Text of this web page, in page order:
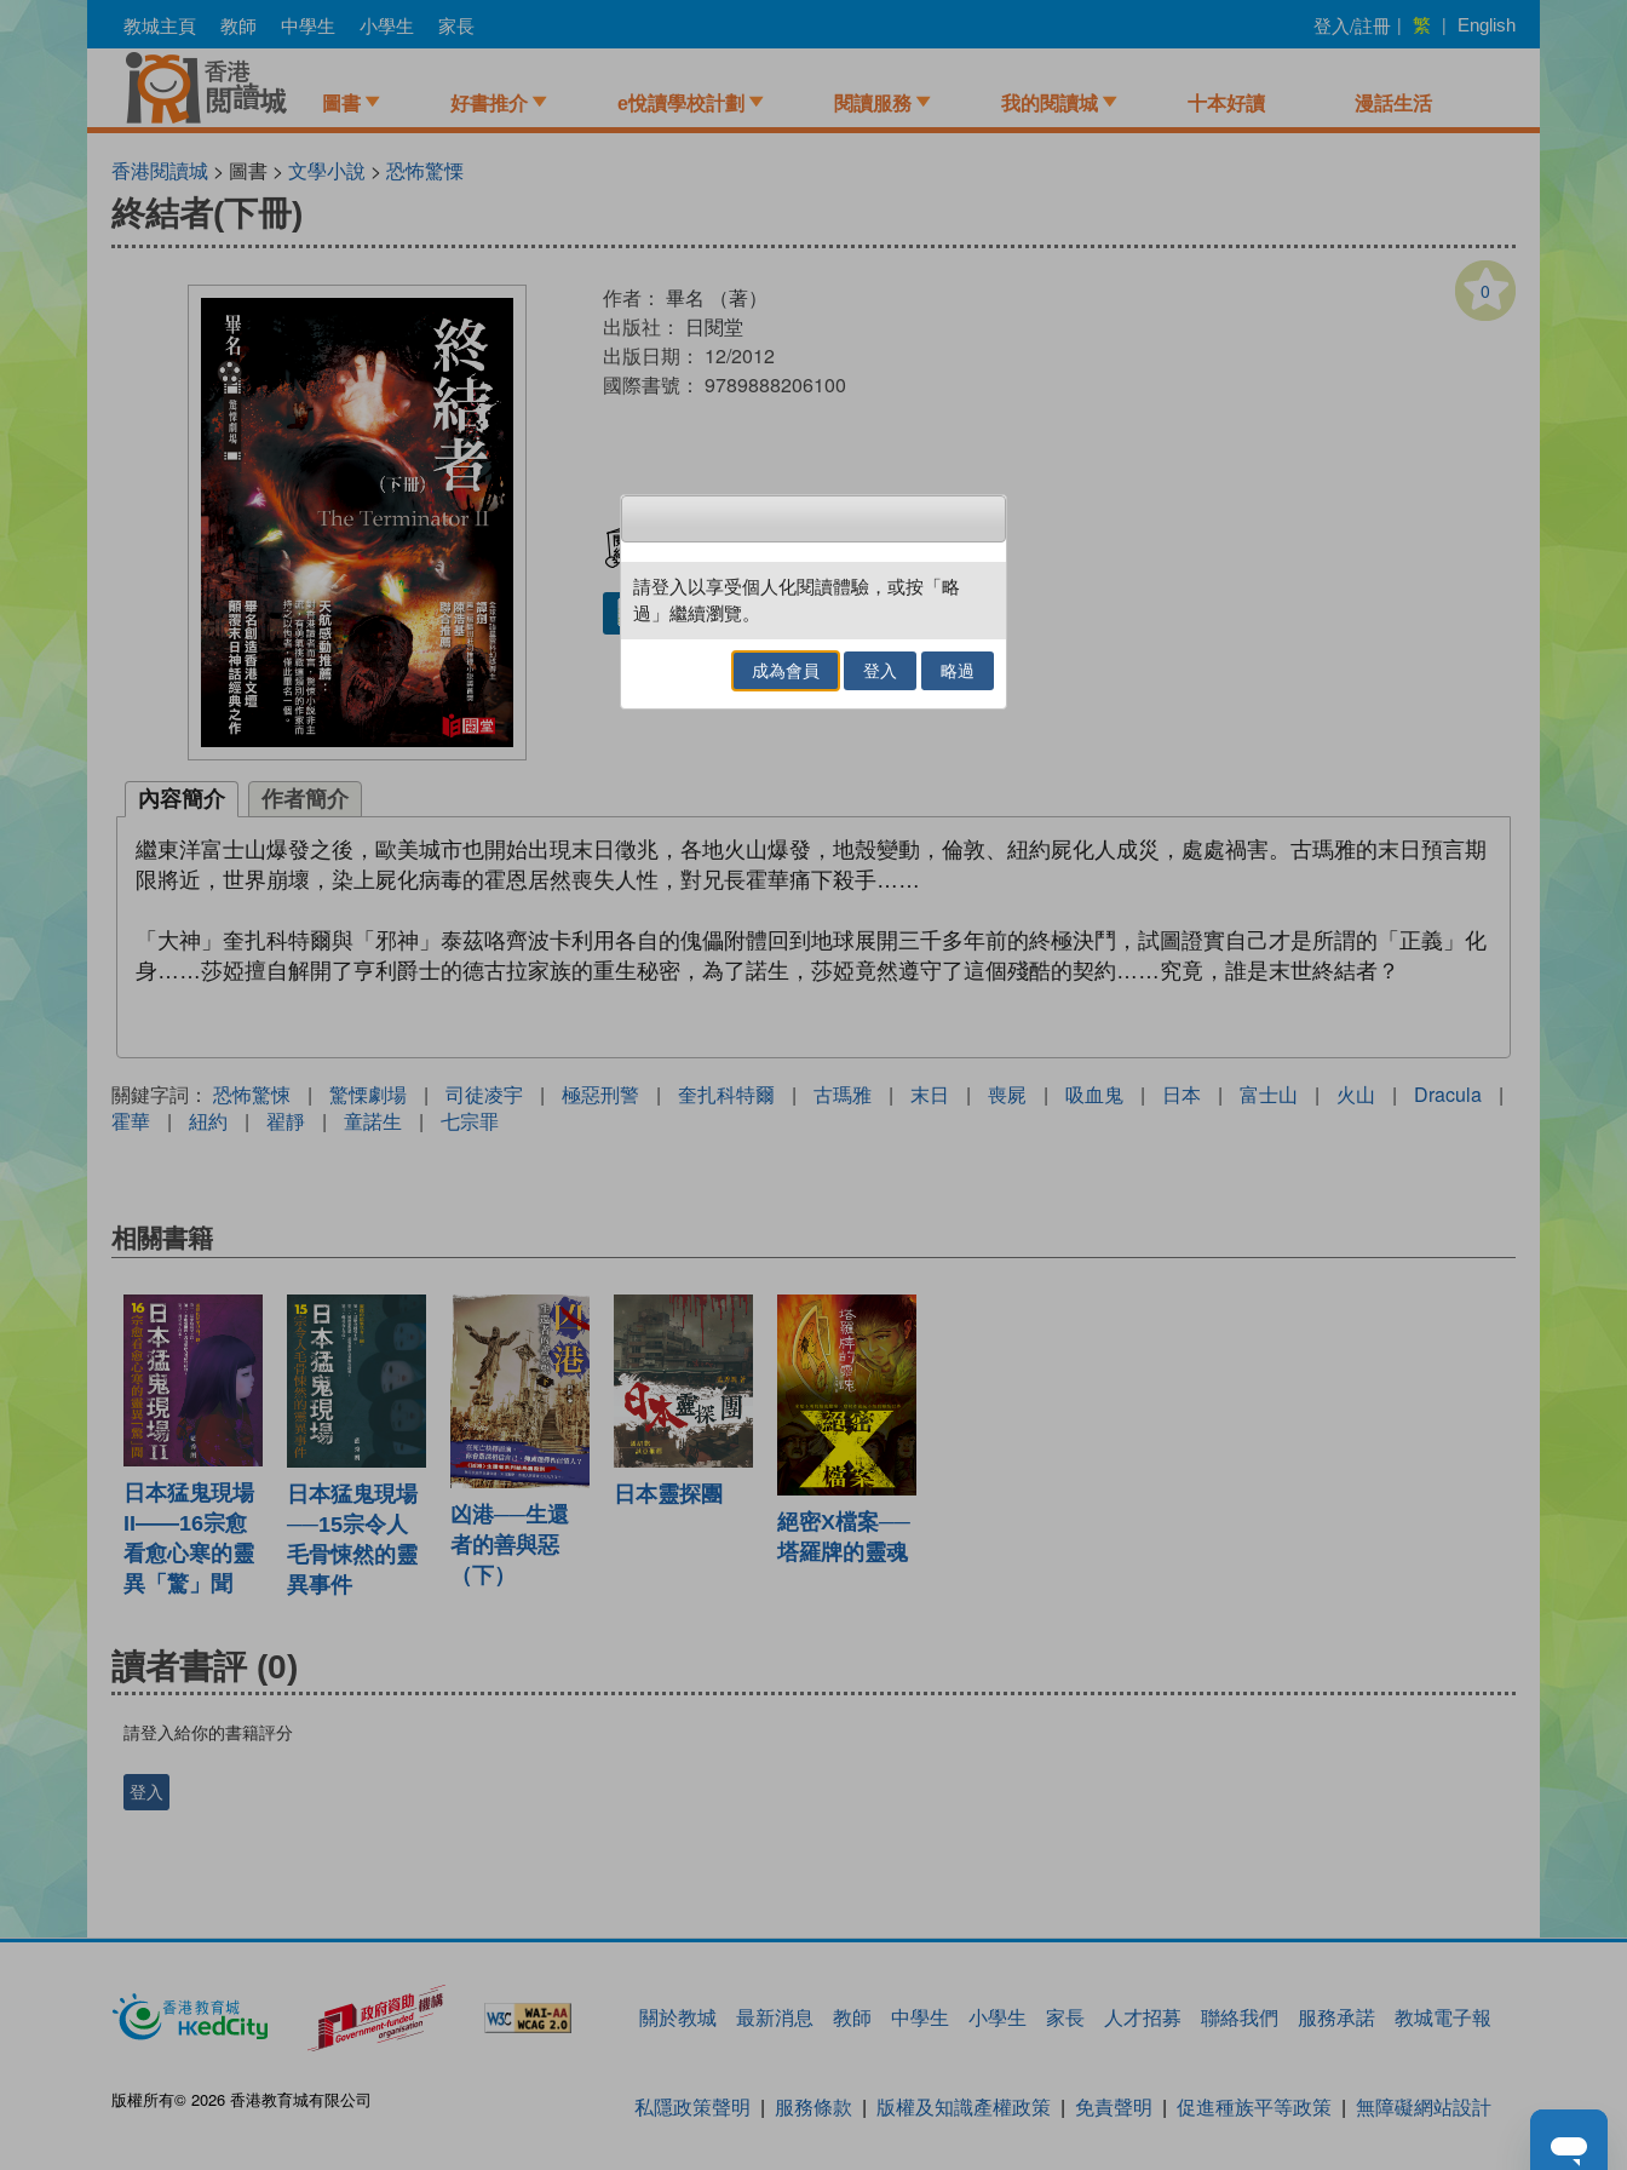
to
教城主頁 教師 中學生 小學生 家長 登入/註冊 | 繁 | English
圖書 好書推介 e悅讀學校計劃 閱讀服務 我的閱讀城 十本好讀 漫話生活
香港閱讀城 > 圖書 > 文學小說 > 恐怖驚慄
終結者(下冊)
0
作者： 畢名 （著）
出版社： 日閱堂
出版日期： 12/2012
國際書號： 9789888206100
借閱實體書
內容簡介 作者簡介
繼東洋富士山爆發之後，歐美城市也開始出現末日徵兆，各地火山爆發，地殼變動，倫敦、紐約屍化人成災，處處禍害。古瑪雅的末日預言期
限將近，世界崩壞，染上屍化病毒的霍恩居然喪失人性，對兄長霍華痛下殺手……
「大神」奎扎科特爾與「邪神」泰茲咯齊波卡利用各自的傀儡附體回到地球展開三千多年前的終極決鬥，試圖證實自己才是所謂的「正義」化
身……莎婭擅自解開了亨利爵士的德古拉家族的重生秘密，為了諾生，莎婭竟然遵守了這個殘酷的契約……究竟，誰是末世終結者？
關鍵字詞： 恐怖驚悚 | 驚慄劇場 | 司徒凌宇 | 極惡刑警 | 奎扎科特爾 | 古瑪雅 | 末日 | 喪屍 | 吸血鬼 | 日本 | 富士山 | 火山 | Dracula
|
霍華
| 紐約 | 翟靜 | 童諾生 | 七宗罪
相關書籍
日本猛鬼現場
II——16宗愈
看愈心寒的靈
異「驚」聞
日本猛鬼現場
──15宗令人
毛骨悚然的靈
異事件
凶港──生還
者的善與惡
（下）
日本靈探團
絕密X檔案──
塔羅牌的靈魂
讀者書評 (0)
請登入給你的書籍評分
登入
關於教城 最新消息 教師 中學生 小學生 家長 人才招募 聯絡我們 服務承諾 教城電子報
版權所有© 2026 香港教育城有限公司 私隱政策聲明 服務條款 版權及知識產權政策 免責聲明 促進種族平等政策 無障礙網站設計
請登入以享受個人化閱讀體驗，或按「略
過」繼續瀏覽。
成為會員 登入 略過